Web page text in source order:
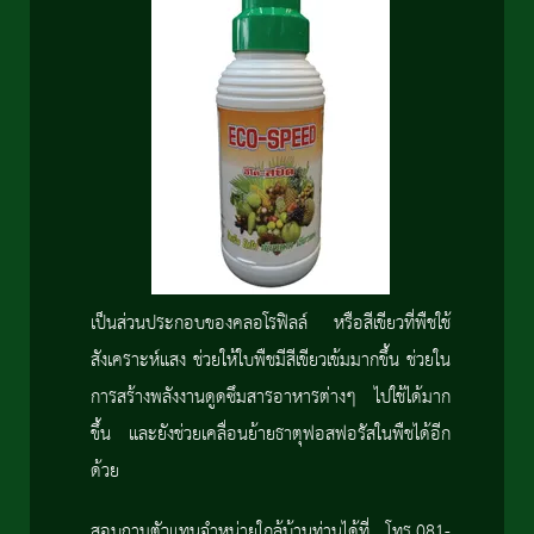
เป็นส่วนประกอบของคลอโรฟิลล์ หรือสีเขียวที่พืชใช้
สังเคราะห์แสง ช่วยให้ใบพืชมีสีเขียวเข้มมากขึ้น ช่วยใน
การสร้างพลังงานดูดซึมสารอาหารต่างๆ ไปใช้ได้มาก
ขึ้น และยังช่วยเคลื่อนย้ายธาตุฟอสฟอรัสในพืชได้อีก
ด้วย